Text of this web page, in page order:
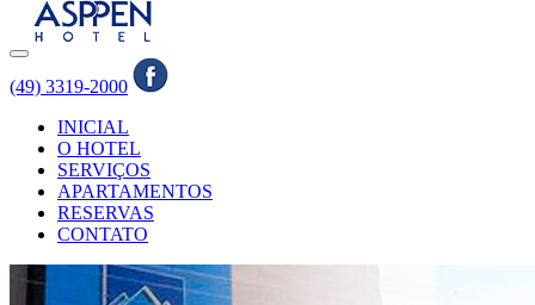
(49) 3319-2000
INICIAL
O HOTEL
SERVIÇOS
APARTAMENTOS
RESERVAS
CONTATO